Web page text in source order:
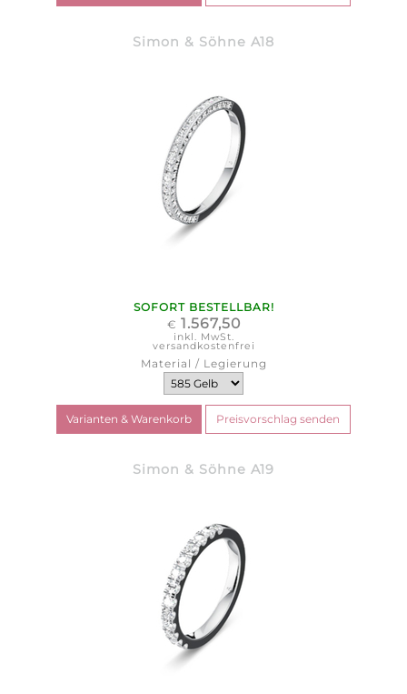
Simon & Söhne A18
SOFORT BESTELLBAR!
€ 1.567,50
inkl. MwSt.
versandkostenfrei
Material / Legierung
Simon & Söhne A19